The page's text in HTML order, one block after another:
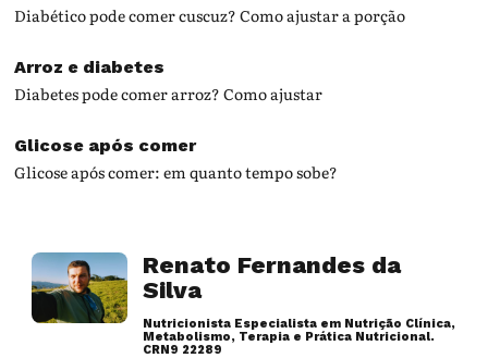
Diabético pode comer cuscuz? Como ajustar a porção
Arroz e diabetes
Diabetes pode comer arroz? Como ajustar
Glicose após comer
Glicose após comer: em quanto tempo sobe?
Renato Fernandes da
Silva
Nutricionista Especialista em Nutrição Clínica,
Metabolismo, Terapia e Prática Nutricional.
CRN9 22289